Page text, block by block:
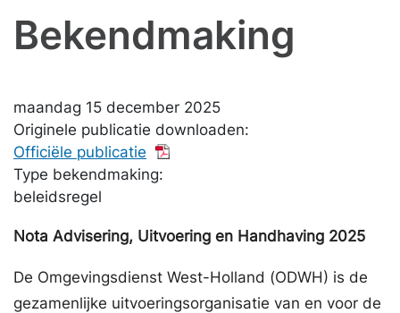
Bekendmaking
maandag 15 december 2025
Originele publicatie downloaden:
Officiële publicatie
Type bekendmaking:
beleidsregel
Nota Advisering, Uitvoering en Handhaving 2025
De Omgevingsdienst West-Holland (ODWH) is de
gezamenlijke uitvoeringsorganisatie van en voor de